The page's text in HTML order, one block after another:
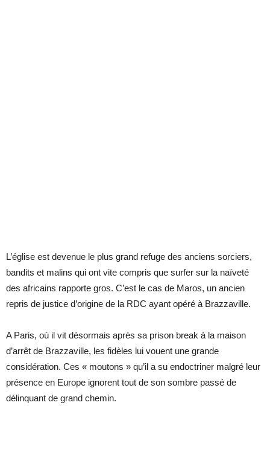
L’église est devenue le plus grand refuge des anciens sorciers,
bandits et malins qui ont vite compris que surfer sur la naïveté
des africains rapporte gros. C’est le cas de Maros, un ancien
repris de justice d’origine de la RDC ayant opéré à Brazzaville.
A Paris, où il vit désormais après sa prison break à la maison
d’arrêt de Brazzaville, les fidèles lui vouent une grande
considération. Ces « moutons » qu’il a su endoctriner malgré leur
présence en Europe ignorent tout de son sombre passé de
délinquant de grand chemin.